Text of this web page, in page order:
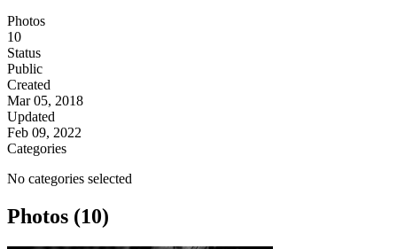
Photos
10
Status
Public
Created
Mar 05, 2018
Updated
Feb 09, 2022
Categories
No categories selected
Photos (10)